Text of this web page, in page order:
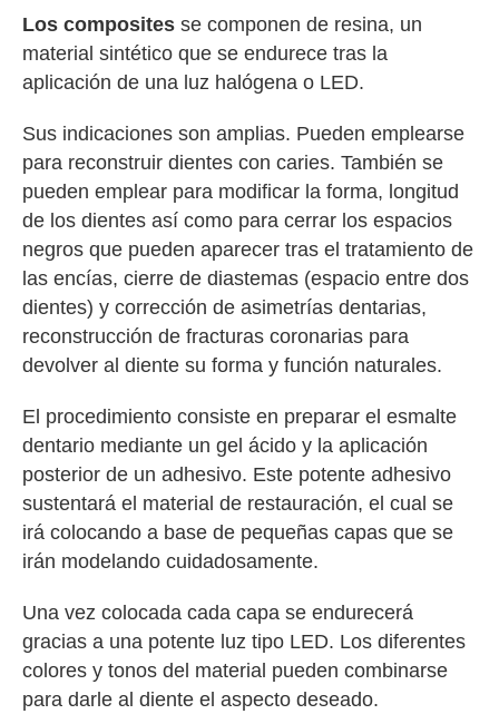
Los composites se componen de resina, un
material sintético que se endurece tras la
aplicación de una luz halógena o LED.
Sus indicaciones son amplias. Pueden emplearse
para reconstruir dientes con caries. También se
pueden emplear para modificar la forma, longitud
de los dientes así como para cerrar los espacios
negros que pueden aparecer tras el tratamiento de
las encías, cierre de diastemas (espacio entre dos
dientes) y corrección de asimetrías dentarias,
reconstrucción de fracturas coronarias para
devolver al diente su forma y función naturales.
El procedimiento consiste en preparar el esmalte
dentario mediante un gel ácido y la aplicación
posterior de un adhesivo. Este potente adhesivo
sustentará el material de restauración, el cual se
irá colocando a base de pequeñas capas que se
irán modelando cuidadosamente.
Una vez colocada cada capa se endurecerá
gracias a una potente luz tipo LED. Los diferentes
colores y tonos del material pueden combinarse
para darle al diente el aspecto deseado.